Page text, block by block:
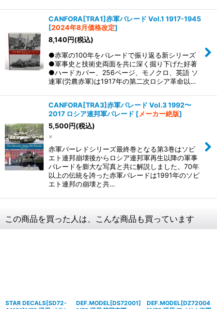
CANFORA[TRA1]赤軍パレード Vol.1 1917-1945
[2024年8月価格改定]
8,140円(税込)
●赤軍の100年をパレードで振り返る新シリーズ
●軍事史と技術史両面を共に深く掘り下げた好著
●ハードカバー、256ページ、モノクロ、英語 ソ
連軍(労農赤軍)は1917年の第二次ロシア革命以…
CANFORA[TRA3]赤軍パレード Vol.3 1992〜
2017 ロシア連邦軍パレード [メーカー絶版]
5,500円(税込)
×
赤軍パーレドシリーズ最終巻となる第3巻はソビ
エト連邦崩壊後からロシア連邦軍再生以降の軍事
パレードを膨大な写真と共に解説しました。70年
以上の伝統を誇った赤軍パレードは1991年のソビ
エト連邦の崩壊と共…
この商品を買った人は、こんな商品も買っています
STAR DECALS[SD72-
DEF.MODEL[DS72001]
DEF.MODEL[DZ72004